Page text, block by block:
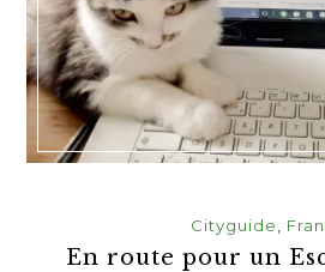
Cityguide
En route pour un